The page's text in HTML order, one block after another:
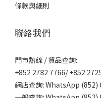
條款與細則
聯絡我們
門市熱線 / 貨品查詢:
+852 2782 7766/ +852
網店查詢: WhatsApp (852)